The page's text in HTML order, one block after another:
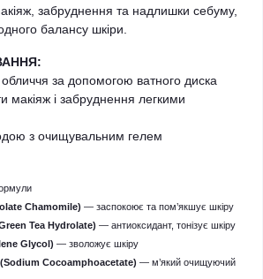
забруднення та надлишки себуму,
балансу шкіри.
за допомогою ватного диска
макіяж і забруднення легкими
з очищувальним гелем
Chamomile) — заспокоює та пом’якшує шкіру
Tea Hydrolate) — антиоксидант, тонізує шкіру
Glycol) — зволожує шкіру
Cocoamphoacetate) — м’який очищуючий